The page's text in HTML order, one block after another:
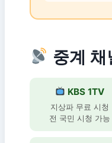
중계 채
KBS 1TV
지상파 무료 시청
전 국민 시청 가능